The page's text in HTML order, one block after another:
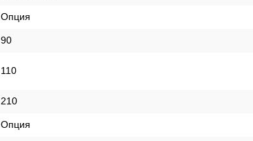
Опция
90
110
210
Опция